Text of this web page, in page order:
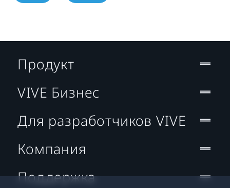
Продукт
VIVE Бизнес
Для разработчиков VIVE
Компания
Поддержка